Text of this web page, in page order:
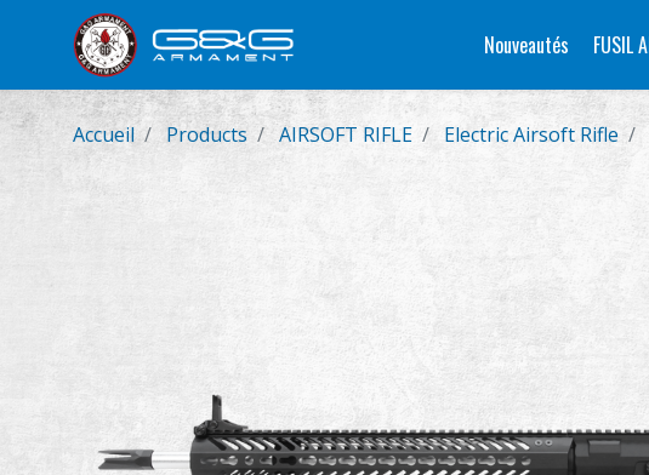
Nouveautés FUSIL
Accueil Products AIRSOFT RIFLE Electric Airsoft Rifle